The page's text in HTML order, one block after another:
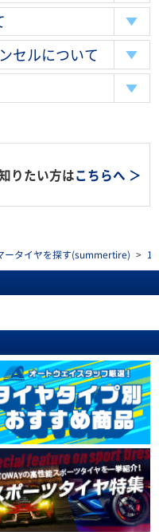
セルについて
りたい方はこちらへ ＞
ータイヤを探す(summertire) >